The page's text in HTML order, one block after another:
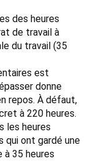
des heures
de travail à
du travail (35
est
donne
repos. À défaut,
à 220 heures.
les heures
qui ont gardé une
35 heures